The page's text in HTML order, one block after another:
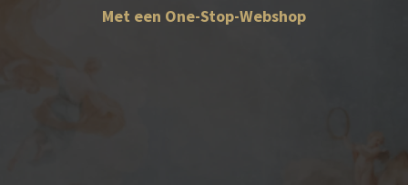
Met een One-Stop-Webshop